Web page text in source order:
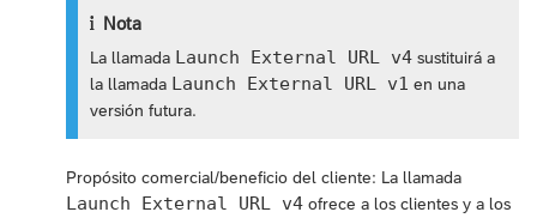
Nota
La llamada Launch External URL v4 sustituirá a
la llamada Launch External URL v1 en una
versión futura.
Propósito comercial/beneficio del cliente: La llamada
Launch External URL v4 ofrece a los clientes y a los